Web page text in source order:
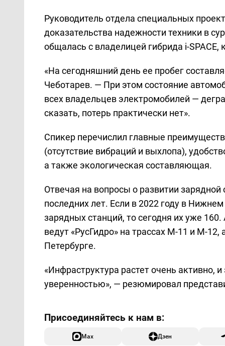
Руководитель отдела специальных
доказательства надежности техники в
общалась с владелицей гибрида i-
«На сегодняшний день ее пробег
Чеботарев. — При этом состояние
всех владельцев электромобилей —
сказать, потерь практически нет».
Спикер перечислил главные
(отсутствие вибраций и выхлопа),
а также экологическая составляющая.
Отвечая на вопросы о развитии
последних лет. Если в 2022 году в
зарядных станций, то сегодня их уже
ведут «РусГидро» на трассах М-11 и М-
Петербурге.
«Инфраструктура растет очень активно,
уверенностью», — резюмировал
Max Дзен